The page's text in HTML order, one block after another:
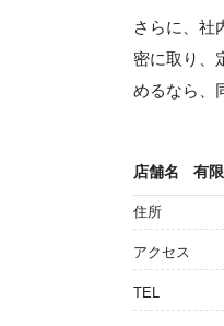
さらに、社
密に取り、
めるなら、
店舗名 有
住所
アクセス
TEL